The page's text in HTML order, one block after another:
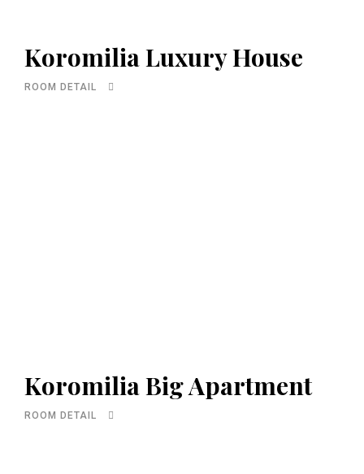
Koromilia Luxury House
ROOM DETAIL
Koromilia Big Apartment
ROOM DETAIL